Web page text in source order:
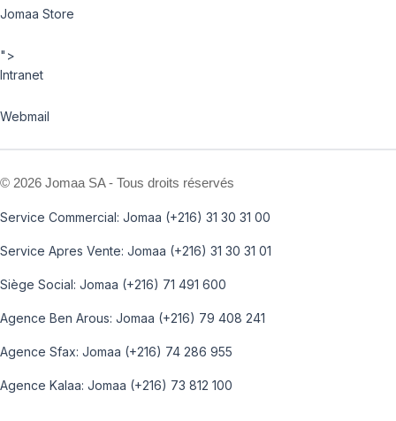
Jomaa Store
">
Intranet
Webmail
© 2026 Jomaa SA - Tous droits réservés
Service Commercial: Jomaa (+216) 31 30 31 00
Service Apres Vente: Jomaa (+216) 31 30 31 01
Siège Social: Jomaa (+216) 71 491 600
Agence Ben Arous: Jomaa (+216) 79 408 241
Agence Sfax: Jomaa (+216) 74 286 955
Agence Kalaa: Jomaa (+216) 73 812 100